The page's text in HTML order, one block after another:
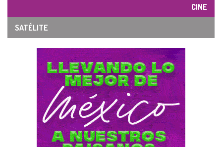
CINE
SATÉLITE